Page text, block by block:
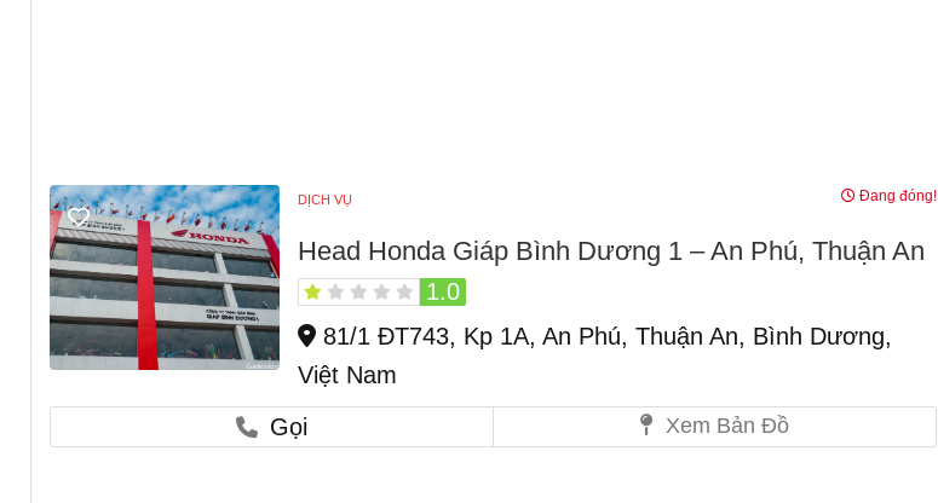
DỊCH VỤ Đang đóng!
Head Honda Giáp Bình Dương 1 – An Phú, Thuận An
1.0
81/1 ĐT743, Kp 1A, An Phú, Thuận An, Bình Dương,
Việt Nam
Gọi
Xem Bản Đồ